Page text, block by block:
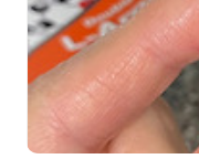
스타와 기능상의 차이는
학적으로 설계되어 있기
가 덜 가게 디자인되어있
도, 주방..